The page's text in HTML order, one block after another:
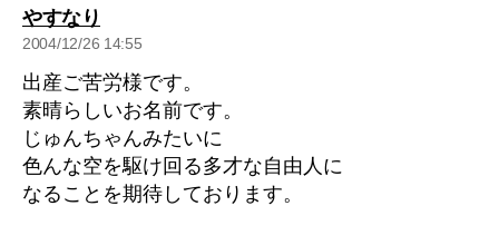
やすなり
発
2004/12/26 14:55
出産ご苦労様です。
素晴らしいお名前です。
じゅんちゃんみたいに
色んな空を駆け回る多才な自由人に
なることを期待しております。